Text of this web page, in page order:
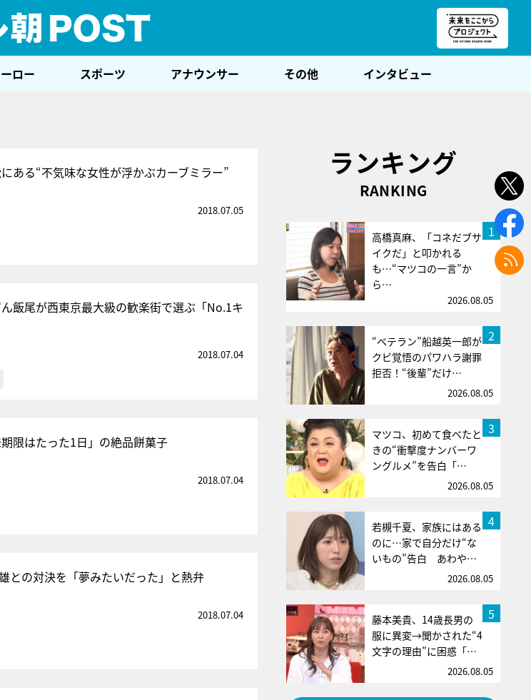
ロー スポーツ アナウンサー その他 インタビュー
ある“不気味な女性が浮かぶカーブミラー”
2018.07.05
飯尾が西東京最大級の歓楽街で選ぶ「No.1キ
2018.07.04
限はたった1日」の絶品餅菓子
2018.07.04
との対決を「夢みたいだった」と熱弁
2018.07.04
ランキング
RANKING
1
高橋真麻、「コネだブサ
イクだ」と叩かれる
も…“マツコの一言”か
ら…
2026.08.05
2
“ベテラン”船越英一郎が
クビ覚悟のパワハラ謝罪
拒否！“後輩”だけ…
2026.08.05
3
マツコ、初めて食べたと
きの“衝撃度ナンバーワ
ングルメ”を告白「…
2026.08.05
4
若槻千夏、家族にはある
のに…家で自分だけ“な
いもの”告白 あわや…
2026.08.05
5
藤本美貴、14歳長男の
服に異変→聞かされた“4
文字の理由”に困惑「…
2026.08.05